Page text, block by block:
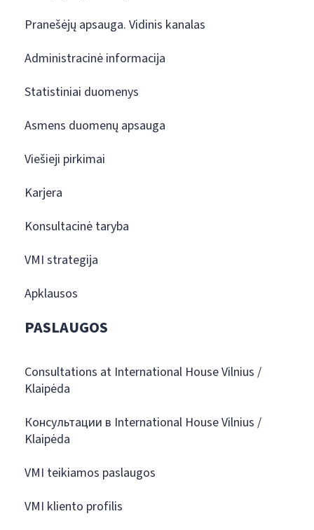
Pranešėjų apsauga. Vidinis kanalas
Administracinė informacija
Statistiniai duomenys
Asmens duomenų apsauga
Viešieji pirkimai
Karjera
Konsultacinė taryba
VMI strategija
Apklausos
PASLAUGOS
Consultations at International House Vilnius /
Klaipėda
Консультации в International House Vilnius /
Klaipėda
VMI teikiamos paslaugos
VMI kliento profilis